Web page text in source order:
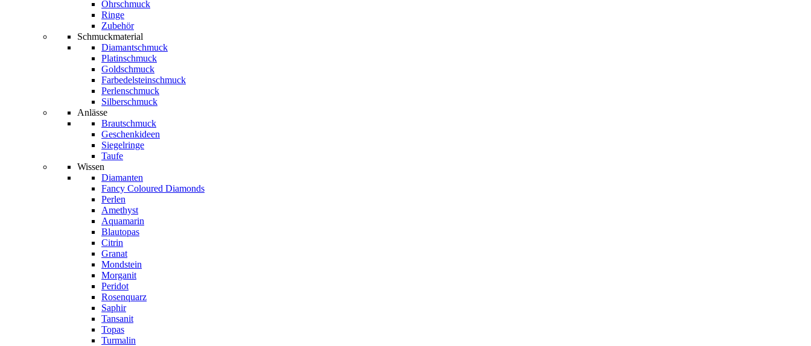
Ohrschmuck
Ringe
Zubehör
Schmuckmaterial
Diamantschmuck
Platinschmuck
Goldschmuck
Farbedelsteinschmuck
Perlenschmuck
Silberschmuck
Anlässe
Brautschmuck
Geschenkideen
Siegelringe
Taufe
Wissen
Diamanten
Fancy Coloured Diamonds
Perlen
Amethyst
Aquamarin
Blautopas
Citrin
Granat
Mondstein
Morganit
Peridot
Rosenquarz
Saphir
Tansanit
Topas
Turmalin